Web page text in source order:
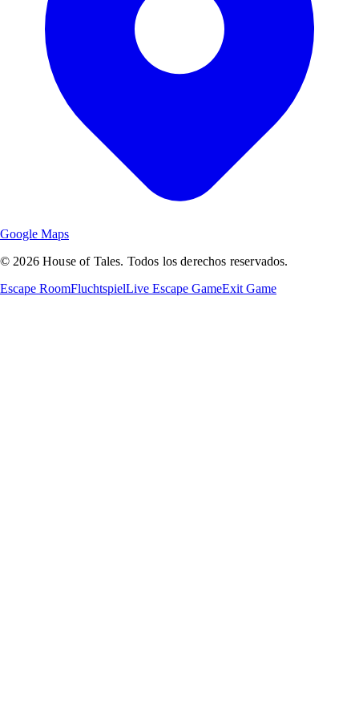
Google Maps
© 2026 House of Tales. Todos los derechos reservados.
Escape RoomFluchtspielLive Escape GameExit Game